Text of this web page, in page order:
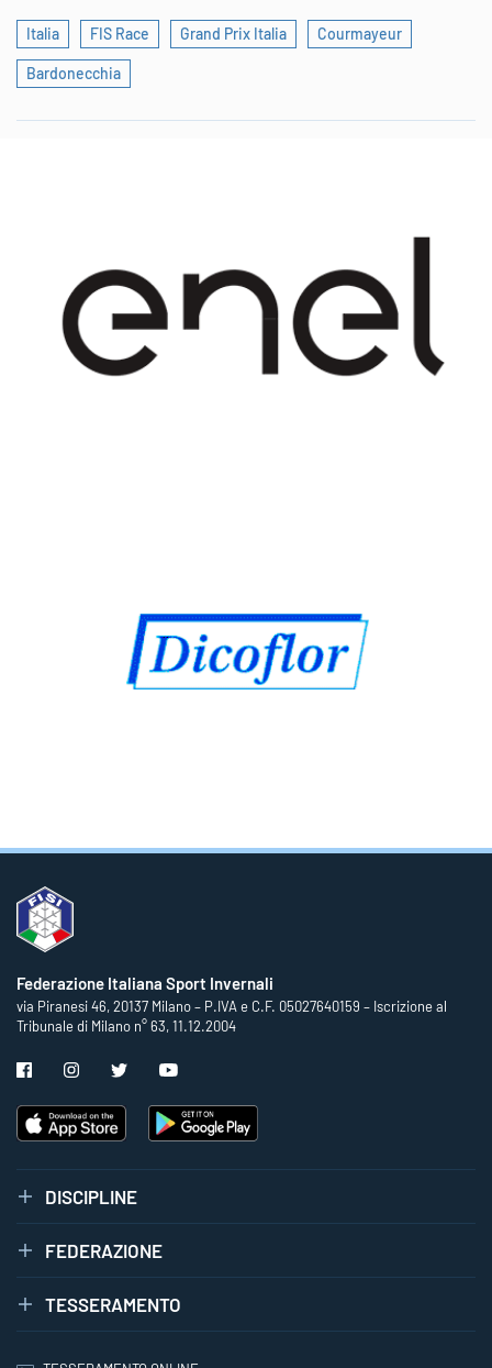
Italia FIS Race Grand Prix Italia Courmayeur
Bardonecchia
Federazione Italiana Sport Invernali
via Piranesi 46, 20137 Milano – P.IVA e C.F. 05027640159 – Iscrizione al
Tribunale di Milano n° 63, 11.12.2004
DISCIPLINE
FEDERAZIONE
TESSERAMENTO